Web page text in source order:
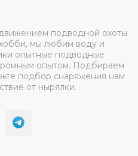
подводной охоты
мы любим воду и
опытные подводные
опытом. Подбираем
подбор снаряжения нам
от нырялки.